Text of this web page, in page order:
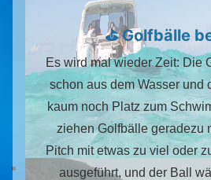
⛳ Golfbälle
Es wird mal wieder Zeit: Die
schon aus dem Wasser und
kaum noch Platz zum
ziehen Golfbälle geradezu
Pitch mit etwas zu viel oder
ausgeführt, und der Ball